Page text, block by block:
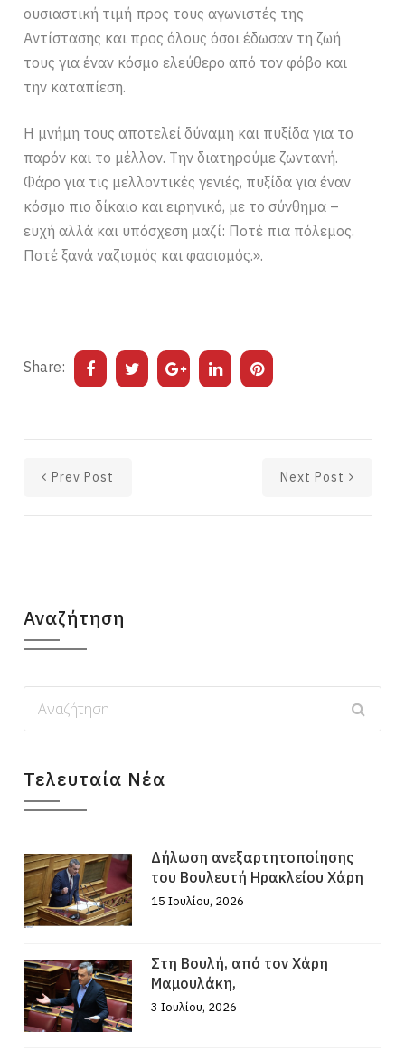
ουσιαστική τιμή προς τους αγωνιστές της
Αντίστασης και προς όλους όσοι έδωσαν τη ζωή
τους για έναν κόσμο ελεύθερο από τον φόβο και
την καταπίεση.
Η μνήμη τους αποτελεί δύναμη και πυξίδα για το
παρόν και το μέλλον. Την διατηρούμε ζωντανή.
Φάρο για τις μελλοντικές γενιές, πυξίδα για έναν
κόσμο πιο δίκαιο και ειρηνικό, με το σύνθημα –
ευχή αλλά και υπόσχεση μαζί: Ποτέ πια πόλεμος.
Ποτέ ξανά ναζισμός και φασισμός.».
Share:
Prev Post Next Post
Αναζήτηση
Τελευταία Νέα
Δήλωση ανεξαρτητοποίησης
του Βουλευτή Ηρακλείου Χάρη
15 Ιουλίου, 2026
Στη Βουλή, από τον Χάρη
Μαμουλάκη,
3 Ιουλίου, 2026